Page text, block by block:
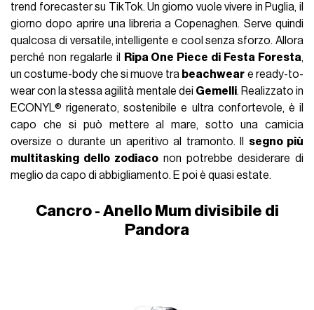
trend forecaster su TikTok. Un giorno vuole vivere in Puglia, il
giorno dopo aprire una libreria a Copenaghen. Serve quindi
qualcosa di versatile, intelligente e cool senza sforzo. Allora
perché non regalarle il
Ripa One Piece di Festa Foresta,
un costume-body che si muove tra beachwear e ready-to-
wear con la stessa agilità mentale dei Gemelli. Realizzato in
ECONYL® rigenerato, sostenibile e ultra confortevole, è il
capo che si può mettere al mare, sotto una camicia
oversize o durante un aperitivo al tramonto. Il segno più
multitasking dello zodiaco non potrebbe desiderare di
meglio da capo di abbigliamento. E poi è quasi estate.
Cancro - Anello Mum divisibile di
Pandora